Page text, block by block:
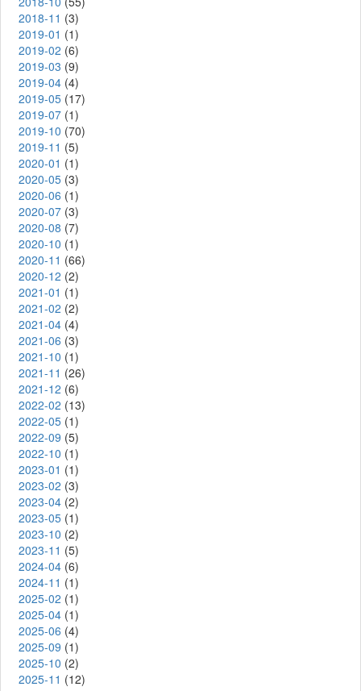
2018-11 (3)
2019-01 (1)
2019-02 (6)
2019-03 (9)
2019-04 (4)
2019-05 (17)
2019-07 (1)
2019-10 (70)
2019-11 (5)
2020-01 (1)
2020-05 (3)
2020-06 (1)
2020-07 (3)
2020-08 (7)
2020-10 (1)
2020-11 (66)
2020-12 (2)
2021-01 (1)
2021-02 (2)
2021-04 (4)
2021-06 (3)
2021-10 (1)
2021-11 (26)
2021-12 (6)
2022-02 (13)
2022-05 (1)
2022-09 (5)
2022-10 (1)
2023-01 (1)
2023-02 (3)
2023-04 (2)
2023-05 (1)
2023-10 (2)
2023-11 (5)
2024-04 (6)
2024-11 (1)
2025-02 (1)
2025-04 (1)
2025-06 (4)
2025-09 (1)
2025-10 (2)
2025-11 (12)